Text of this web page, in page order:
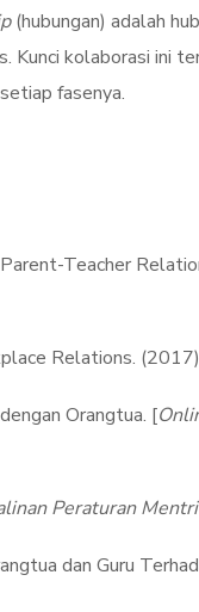
(hubungan) adalah
Kunci kolaborasi ini
fasenya.
Teacher
Relations.
Orangtua. [
Peraturan
dan Guru